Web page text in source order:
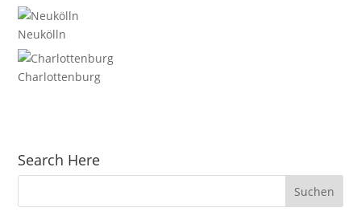
Neukölln
Charlottenburg
Search Here